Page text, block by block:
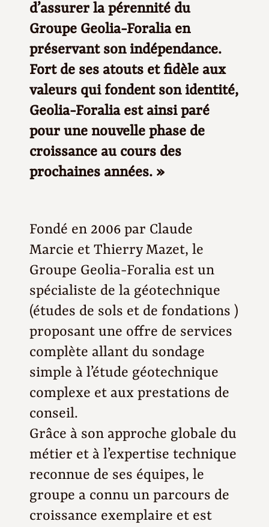
d’assurer la pérennité du
Groupe Geolia-Foralia en
préservant son indépendance.
Fort de ses atouts et fidèle aux
valeurs qui fondent son identité,
Geolia-Foralia est ainsi paré
pour une nouvelle phase de
croissance au cours des
prochaines années. »
Fondé en 2006 par Claude
Marcie et Thierry Mazet, le
Groupe Geolia-Foralia est un
spécialiste de la géotechnique
(études de sols et de fondations )
proposant une offre de services
complète allant du sondage
simple à l’étude géotechnique
complexe et aux prestations de
conseil.
Grâce à son approche globale du
métier et à l’expertise technique
reconnue de ses équipes, le
groupe a connu un parcours de
croissance exemplaire et est